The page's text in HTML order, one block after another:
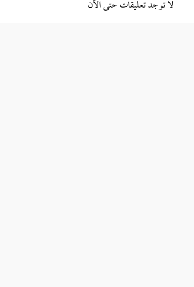
لا توجد تعليقات حتى الآن